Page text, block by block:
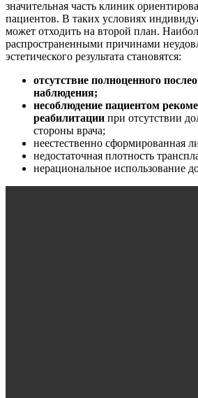
значительная часть клиник
пациентов. В таких условиях
может отходить на второй план.
распространенными причинами
эстетического результата становятся:
отсутствие полноценного
наблюдения;
несоблюдение пациентом
реабилитации при отсутствии
стороны врача;
неестественно сформированная
недостаточная плотность
нерациональное использование